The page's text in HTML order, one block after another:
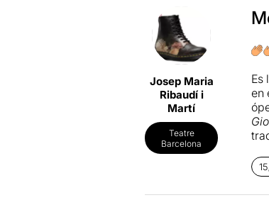
Josep Maria
Ribaudí i
Martí
Teatre
Barcelona
Es
en